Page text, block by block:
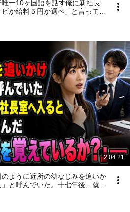
唯一10ヶ国語を話す俺に新社長
か給料５円か選べ」と言ってき
果
2:04:21
ように近所の幼なじみを追いか
と呼んでいた。十七年後、就職
、彼は私を見て微笑んだ。「妻
いるか？」――